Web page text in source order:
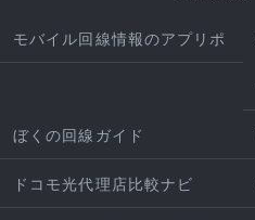
モバイル回線情報のアプリポ
ぼくの回線ガイド
ドコモ光代理店比較ナビ